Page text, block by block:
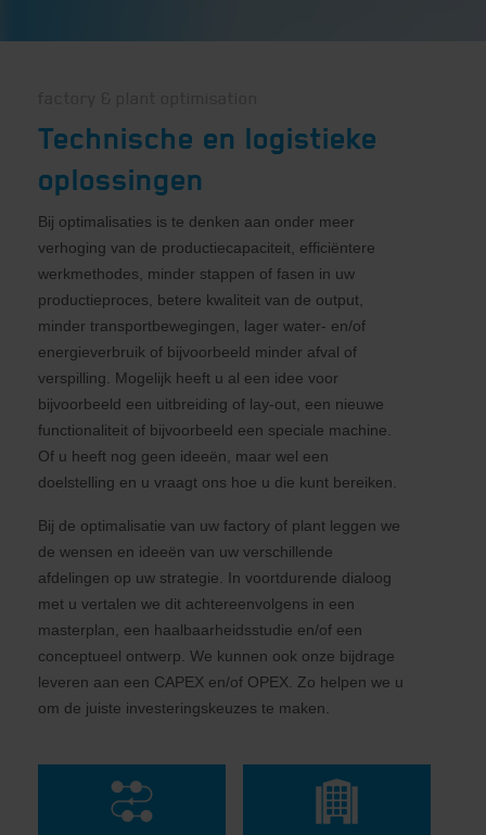
Technische en logistieke
oplossingen
Bij optimalisaties is te denken aan onder meer
verhoging van de productiecapaciteit, efficiëntere
werkmethodes, minder stappen of fasen in uw
productieproces, betere kwaliteit van de output,
minder transportbewegingen, lager water- en/of
energieverbruik of bijvoorbeeld minder afval of
verspilling. Mogelijk heeft u al een idee voor
bijvoorbeeld een uitbreiding of lay-out, een nieuwe
functionaliteit of bijvoorbeeld een speciale machine.
Of u heeft nog geen ideeën, maar wel een
doelstelling en u vraagt ons hoe u die kunt bereiken.
Bij de optimalisatie van uw factory of plant leggen we
de wensen en ideeën van uw verschillende
afdelingen op uw strategie. In voortdurende dialoog
met u vertalen we dit achtereenvolgens in een
masterplan, een haalbaarheidsstudie en/of een
conceptueel ontwerp. We kunnen ook onze bijdrage
leveren aan een CAPEX en/of OPEX. Zo helpen we u
om de juiste investeringskeuzes te maken.